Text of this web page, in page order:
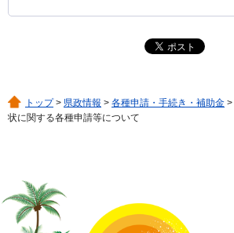
トップ> 県政情報 > 各種申請・手続き・補助金 >
状に関する各種申請等について